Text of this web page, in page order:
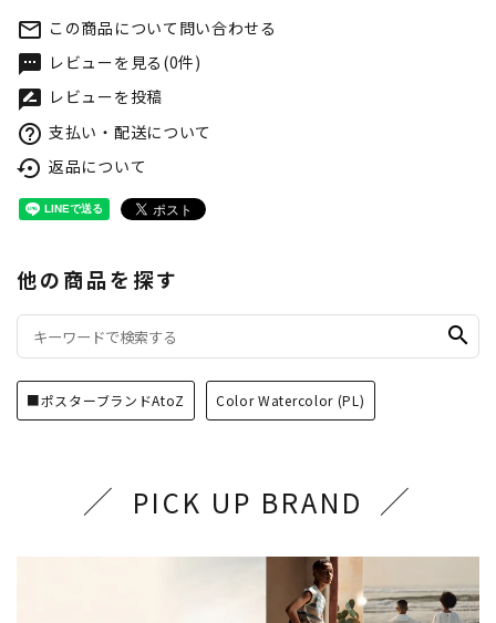
mail_outline この商品について問い合わせる
textsms レビューを見る(0件)
rate_review レビューを投稿
help_outline 支払い・配送について
settings_backup_restore 返品について
他の商品を探す
search
■ポスターブランドAtoZ Color Watercolor (PL)
PICK UP BRAND